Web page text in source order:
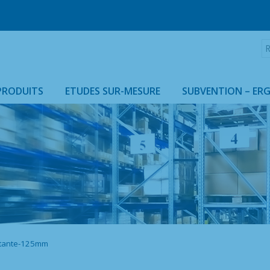
ETUDES SUR-MESURE SUBVENTION –
125mm